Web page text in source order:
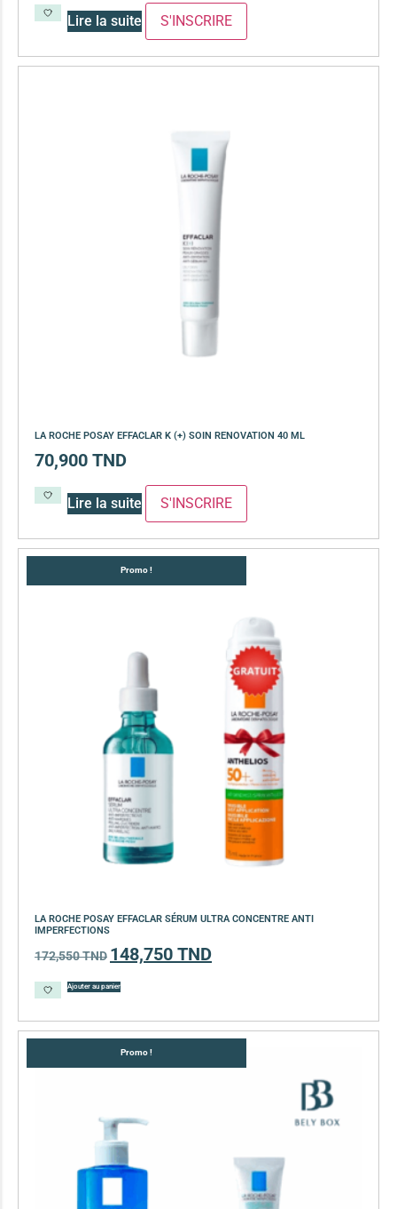
Lire la suite
LA ROCHE POSAY EFFACLAR K (+) SOIN RENOVATION 40 ML
70,900 TND
Lire la suite
Promo !
LA ROCHE POSAY EFFACLAR SÉRUM ULTRA CONCENTRE ANTI
IMPERFECTIONS
172,550TND 148,750 TND
Ajouter au panier
Promo !